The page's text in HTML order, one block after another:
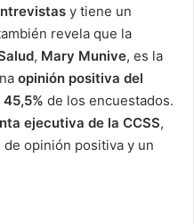
y tiene un
revela que la
, Mary Munive, es la
opinión positiva del
45,5% de los encuestados.
ejecutiva de la CCSS,
de opinión positiva y un